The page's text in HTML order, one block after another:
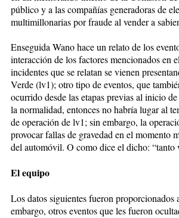
público y a las compañías generadoras de
multimillonarias por fraude al vender a
Enseguida Wano hace un relato de los
interacción de los factores mencionados en
incidentes que se relatan se vienen
Verde (lv1); otro tipo de eventos, que
ocurrido desde las etapas previas al inicio
la normalidad, entonces no habría lugar al
de operación de lv1; sin embargo, la
provocar fallas de gravedad en el momento
del automóvil. O como dice el dicho: “tanto
El equipo
Los datos siguientes fueron
embargo, otros eventos que les fueron